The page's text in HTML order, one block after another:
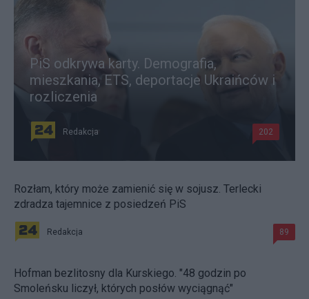
PiS odkrywa karty. Demografia,
mieszkania, ETS, deportacje Ukraińców i
rozliczenia
Redakcja 202
Rozłam, który może zamienić się w sojusz. Terlecki
zdradza tajemnice z posiedzeń PiS
Redakcja 89
Hofman bezlitosny dla Kurskiego. "48 godzin po
Smoleńsku liczył, których posłów wyciągnąć"